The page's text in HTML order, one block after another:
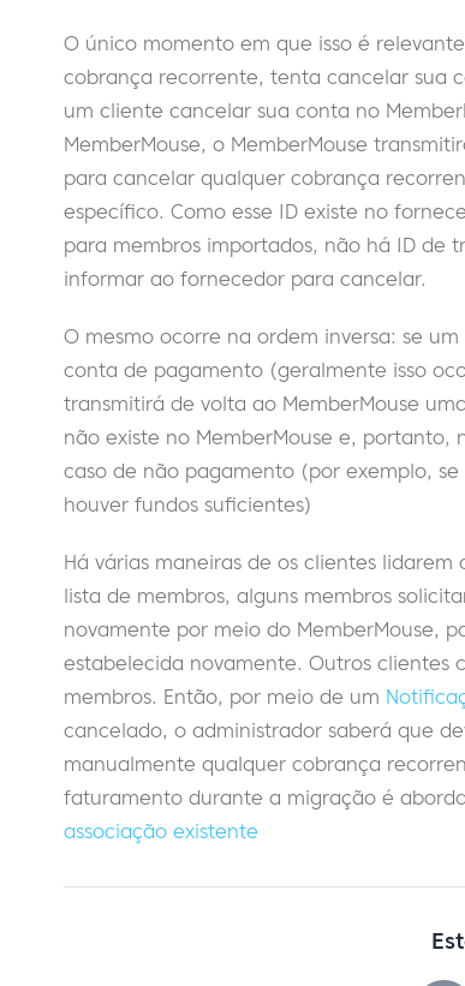
O único momento em que isso é
cobrança recorrente, tenta cancelar sua
um cliente cancelar sua conta no
MemberMouse, o MemberMouse
para cancelar qualquer cobrança
específico. Como esse ID existe no
para membros importados, não há ID de
informar ao fornecedor para cancelar.
O mesmo ocorre na ordem inversa: se
conta de pagamento (geralmente isso
transmitirá de volta ao MemberMouse
não existe no MemberMouse e,
caso de não pagamento (por exemplo,
houver fundos suficientes)
Há várias maneiras de os clientes
lista de membros, alguns membros
novamente por meio do MemberMouse,
estabelecida novamente. Outros clientes
membros. Então, por meio de um
cancelado, o administrador saberá que
manualmente qualquer cobrança
faturamento durante a migração é
associação existente